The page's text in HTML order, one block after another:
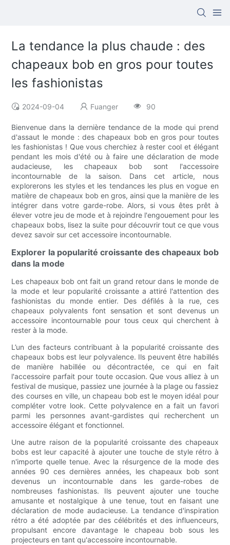
La tendance la plus chaude : des
chapeaux bob en gros pour toutes
les fashionistas
2024-09-04 Fuanger 90
Bienvenue dans la dernière tendance de la mode qui prend
d'assaut le monde : des chapeaux bob en gros pour toutes
les fashionistas ! Que vous cherchiez à rester cool et élégant
pendant les mois d'été ou à faire une déclaration de mode
audacieuse, les chapeaux bob sont l'accessoire
incontournable de la saison. Dans cet article, nous
explorerons les styles et les tendances les plus en vogue en
matière de chapeaux bob en gros, ainsi que la manière de les
intégrer dans votre garde-robe. Alors, si vous êtes prêt à
élever votre jeu de mode et à rejoindre l'engouement pour les
chapeaux bobs, lisez la suite pour découvrir tout ce que vous
devez savoir sur cet accessoire incontournable.
Explorer la popularité croissante des chapeaux bob
dans la mode
Les chapeaux bob ont fait un grand retour dans le monde de
la mode et leur popularité croissante a attiré l'attention des
fashionistas du monde entier. Des défilés à la rue, ces
chapeaux polyvalents font sensation et sont devenus un
accessoire incontournable pour tous ceux qui cherchent à
rester à la mode.
L’un des facteurs contribuant à la popularité croissante des
chapeaux bobs est leur polyvalence. Ils peuvent être habillés
de manière habillée ou décontractée, ce qui en fait
l'accessoire parfait pour toute occasion. Que vous alliez à un
festival de musique, passiez une journée à la plage ou fassiez
des courses en ville, un chapeau bob est le moyen idéal pour
compléter votre look. Cette polyvalence en a fait un favori
parmi les personnes avant-gardistes qui recherchent un
accessoire élégant et fonctionnel.
Une autre raison de la popularité croissante des chapeaux
bobs est leur capacité à ajouter une touche de style rétro à
n'importe quelle tenue. Avec la résurgence de la mode des
années 90 ces dernières années, les chapeaux bob sont
devenus un incontournable dans les garde-robes de
nombreuses fashionistas. Ils peuvent ajouter une touche
amusante et nostalgique à une tenue, tout en faisant une
déclaration de mode audacieuse. La tendance d'inspiration
rétro a été adoptée par des célébrités et des influenceurs,
propulsant encore davantage le chapeau bob sous les
projecteurs en tant qu'accessoire incontournable.